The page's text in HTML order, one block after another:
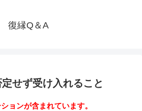
復縁Q＆A
せず受け入れること
ョンが含まれています。